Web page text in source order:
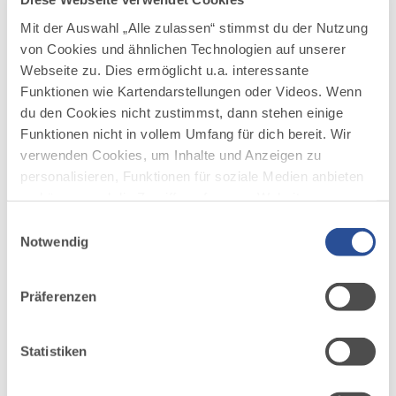
Mit der Auswahl „Alle zulassen“ stimmst du der Nutzung
von Cookies und ähnlichen Technologien auf unserer
Webseite zu. Dies ermöglicht u.a. interessante
Funktionen wie Kartendarstellungen oder Videos. Wenn
du den Cookies nicht zustimmst, dann stehen einige
Funktionen nicht in vollem Umfang für dich bereit. Wir
verwenden Cookies, um Inhalte und Anzeigen zu
personalisieren, Funktionen für soziale Medien anbieten
deiner Verwendung unserer Website an unsere Partner
möglicherweise mit weiteren Daten zusammen, die du
Nutzung der Dienste gesammelt haben.
Notwendig
Präferenzen
Statistiken
4
Königsrunde am Tegelberg
©
Panoramaweg für die ganze Familie mit spektakulären
Ausblicken und unterhaltsamen Informationen über die
Wander- und Jagdgepflogenheiten der bayerischen
DISTANZ
1,0 km
DAUER
0:45 h
AUFSTIEG
87 m
SCHWIERIGKEIT
leicht
5
Jakobsweg - Ost Etappe 2: Bad
©
Jakobsweg - Ost Etappe 2: Bad Wörishofen - Markt
Rettenbach
mehr